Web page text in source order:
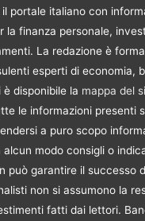
portale italiano con
la finanza personale,
La redazione è
esperti di economia,
è disponibile la mappa del
le informazioni presenti
a puro scopo
modo consigli o
può garantire il successo
non si assumono la
fatti dai lettori.